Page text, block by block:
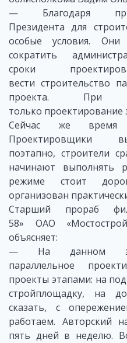
— Благодаря
Президента для
особые условия. Они
сократить
сроки
вести строительство
проекта. При
только проектирование
Сейчас же время
Проектировщики
поэтапно, строители
начинают выполнять
режиме стоит
организован
Старший прораб
58» ОАО
объясняет:
— На данном
параллельное
проекты этапами: на
стройплощадку, на
сказать, с
работаем. Авторский
пять дней в неделю.